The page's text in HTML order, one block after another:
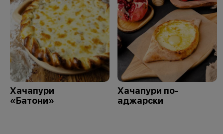
Хачапури
«Батони»
Хачапури по-
аджарски